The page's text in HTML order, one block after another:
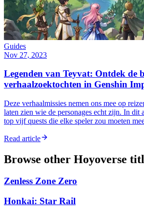
Guides
Nov 27, 2023
Legenden van Teyvat: Ontdek de
verhaalzoektochten in Genshin
Deze verhaalmissies nemen ons mee op
laten zien wie de personages echt zijn. In dit
top vijf quests die elke speler zou moeten
Read article
Browse other Hoyoverse
Zenless Zone Zero
Honkai: Star Rail